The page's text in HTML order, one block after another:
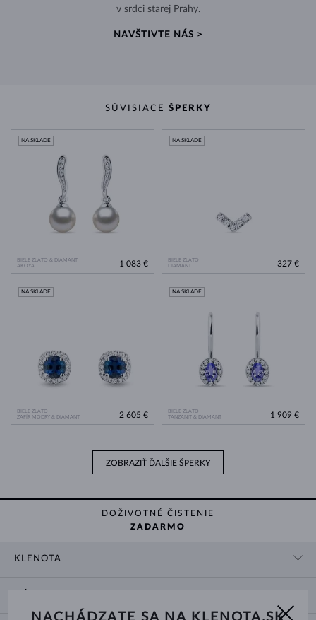
v srdci starej Prahy.
NAVŠTIVTE NÁS >
SÚVISIACE ŠPERKY
BIELE ZLATO & DIAMANT
AKOYA
NA SKLADE
1 083 €
BIELE ZLATO
DIAMANT
NA SKLADE
327 €
BIELE ZLATO
ZAFÍR MODRÝ & DIAMANT
NA SKLADE
2 605 €
BIELE ZLATO
TANZANIT & DIAMANT
NA SKLADE
1 909 €
ZOBRAZIŤ ĎALŠIE ŠPERKY
DOŽIVOTNÉ ČISTENIE
ZADARMO
KLENOTA